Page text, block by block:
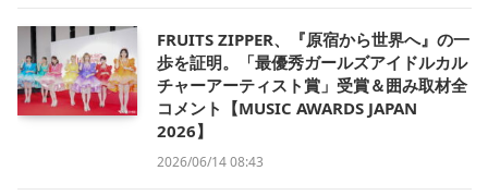
FRUITS ZIPPER、『原宿から世界へ』の一
歩を証明。「最優秀ガールズアイドルカル
チャーアーティスト賞」受賞＆囲み取材全
コメント【MUSIC AWARDS JAPAN
2026】
2026/06/14 08:43